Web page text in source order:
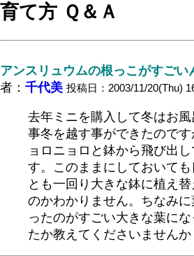
育て方 Ｑ＆Ａ
アンスリュウムの根っこがすごい
者： 千代美 投稿日：2003/11/20(Thu)
去年ミニを購入して冬はお
事冬を越す事ができたので
ョロニョロと鉢から飛び出
す。このままにしておいて
とも一回り大きな鉢に植え
のかわかりません。ちなみ
ったのがすごい大きな葉に
たか教えてくださいませんか